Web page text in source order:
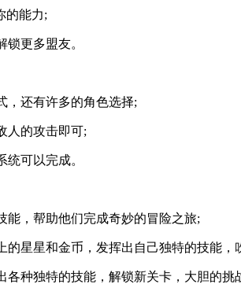
的能力;
更多盟友。
，还有许多的角色选择;
人的攻击即可;
可以完成。
能，帮助他们完成奇妙的冒险之旅;
的星星和金币，发挥出自己独特的技能，
种独特的技能，解锁新关卡，大胆的挑战